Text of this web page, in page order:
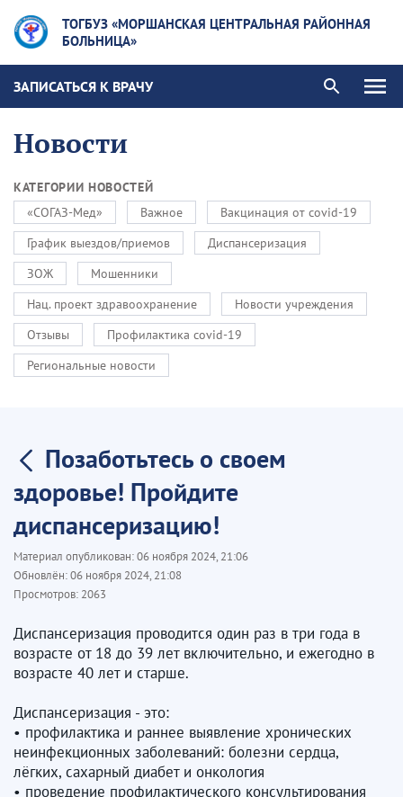
ТОГБУЗ «МОРШАНСКАЯ ЦЕНТРАЛЬНАЯ РАЙОННАЯ
БОЛЬНИЦА»
ЗАПИСАТЬСЯ К ВРАЧУ
Новости
КАТЕГОРИИ НОВОСТЕЙ
«СОГАЗ-Мед»
Важное
Вакцинация от covid-19
График выездов/приемов
Диспансеризация
ЗОЖ
Мошенники
Нац. проект здравоохранение
Новости учреждения
Отзывы
Профилактика covid-19
Региональные новости
Позаботьтесь о своем
здоровье! Пройдите
диспансеризацию!
Материал опубликован:06 ноября 2024, 21:06
Обновлён:06 ноября 2024, 21:08
Просмотров: 2063
Диспансеризация проводится один раз в три года в
возрасте от 18 до 39 лет включительно, и ежегодно в
возрасте 40 лет и старше.
Диспансеризация - это:
• профилактика и раннее выявление хронических
неинфекционных заболеваний: болезни сердца,
лёгких, сахарный диабет и онкология
• проведение профилактического консультирования